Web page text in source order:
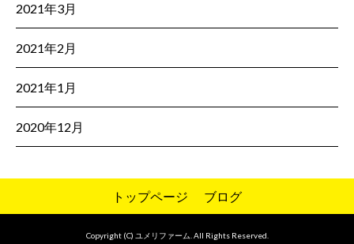
2021年3月
2021年2月
2021年1月
2020年12月
トップページ ブログ
Copyright (C) ユメリファーム. All Rights Reserved.